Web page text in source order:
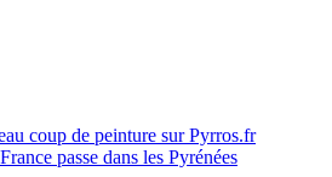
coup de peinture sur Pyrros.fr
passe dans les Pyrénées